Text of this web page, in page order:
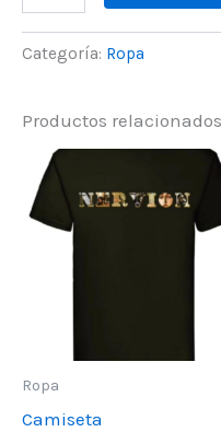
Categoría: Ropa
Productos relacionados
Ropa
Camiseta